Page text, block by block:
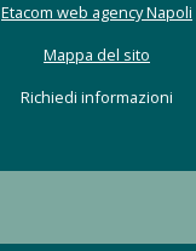
Etacom web agency Napoli
Mappa del sito
Richiedi informazioni